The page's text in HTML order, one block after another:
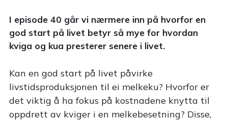
I episode 40 går vi nærmere inn på hvorfor en
god start på livet betyr så mye for hvordan
kviga og kua presterer senere i livet.
Kan en god start på livet påvirke
livstidsproduksjonen til ei melkeku? Hvorfor er
det viktig å ha fokus på kostnadene knytta til
oppdrett av kviger i en melkebesetning? Disse,